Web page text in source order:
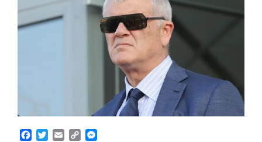
Facebook
TwitterEmailCopy